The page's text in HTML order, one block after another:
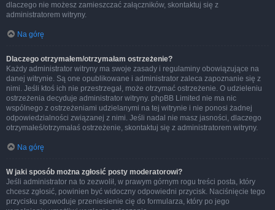
dlaczego nie możesz zamieszczać załączników, skontaktuj się z
administratorem witryny.
Na górę
Dlaczego otrzymałem/otrzymałam ostrzeżenie?
Każdy administrator witryny ma swoje zasady i regulaminy obowiązujące na
danej witrynie. Są one opublikowane i administrator zaleca zapoznanie się z
nimi. Jeśli ktoś ich nie przestrzegał, może otrzymać ostrzeżenie. O udzieleniu
ostrzeżenia decyduje administrator witryny. phpBB Limited nie ma nic
wspólnego z ostrzeżeniami udzielanymi na tej witrynie i nie ponosi żadnej
odpowiedzialności związanej z nimi. Jeśli nadal nie masz jasności, dlaczego
otrzymałeś/otrzymałaś ostrzeżenie, skontaktuj się z administratorem witryny.
Na górę
W jaki sposób można zgłosić posty moderatorowi?
Jeśli administrator na to zezwolił, w prawym górnym rogu treści posta, który
chcesz zgłosić, powinien być widoczny odpowiedni przycisk. Naciśnięcie tego
przycisku spowoduje przeniesienie cię do formularza, który po jego